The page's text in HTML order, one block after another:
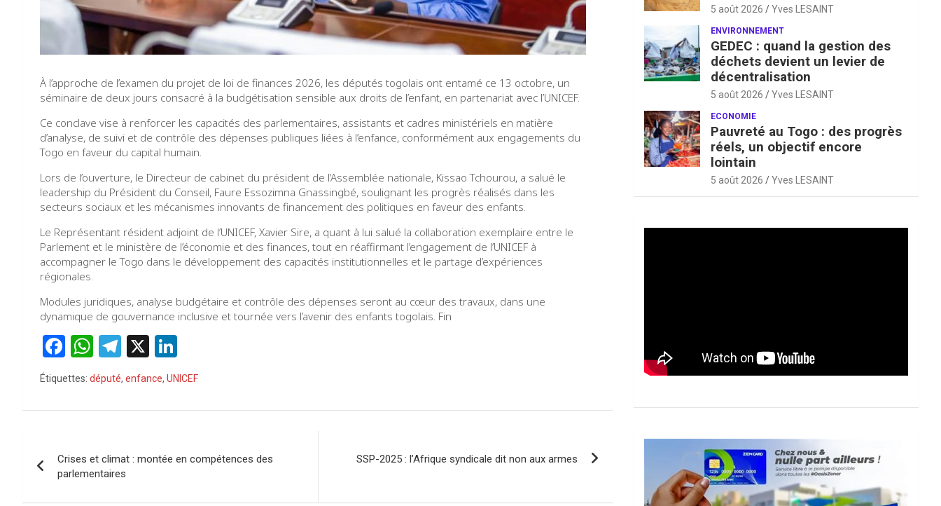
À l’approche de l’examen du projet de loi de finances 2026, les députés togolais ont entamé ce 13 octobre, un
séminaire de deux jours consacré à la budgétisation sensible aux droits de l’enfant, en partenariat avec l’UNICEF.
Ce conclave vise à renforcer les capacités des parlementaires, assistants et cadres ministériels en matière
d’analyse, de suivi et de contrôle des dépenses publiques liées à l’enfance, conformément aux engagements du
Togo en faveur du capital humain.
Lors de l’ouverture, le Directeur de cabinet du président de l’Assemblée nationale, Kissao Tchourou, a salué le
leadership du Président du Conseil, Faure Essozimna Gnassingbé, soulignant les progrès réalisés dans les
secteurs sociaux et les mécanismes innovants de financement des politiques en faveur des enfants.
Le Représentant résident adjoint de l’UNICEF, Xavier Sire, a quant à lui salué la collaboration exemplaire entre le
Parlement et le ministère de l’économie et des finances, tout en réaffirmant l’engagement de l’UNICEF à
accompagner le Togo dans le développement des capacités institutionnelles et le partage d’expériences
régionales.
Modules juridiques, analyse budgétaire et contrôle des dépenses seront au cœur des travaux, dans une
dynamique de gouvernance inclusive et tournée vers l’avenir des enfants togolais. Fin
F
a
ce
b
o
k
W
h
at
s
p
p
T
e
gr
m
X
n
ke
dI
Étiquettes: député, enfance, UNICEF
de
Crises et climat : montée en compétences des
parlementaires
SSP-2025 : l’Afrique syndicale dit non aux armes
5 août 2026 Yves LESAINT
ENVIRONNEMENT
GEDEC : quand la gestion des
déchets devient un levier de
décentralisation
5 août 2026 Yves LESAINT
ECONOMIE
Pauvreté au Togo : des progrès
réels, un objectif encore
lointain
5 août 2026 Yves LESAINT